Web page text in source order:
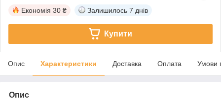
Економія 30 ₴ Залишилось 7 днів
Купити
Опис Характеристики Доставка Оплата Умови
Опис